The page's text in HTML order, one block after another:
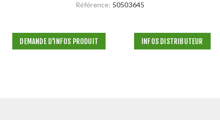
Référence: 50503645
DEMANDE D'INFOS PRODUIT INFOS DISTRIBUTEUR